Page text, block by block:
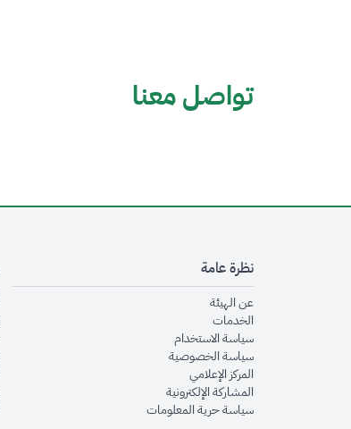
تواصل معنا
نظرة عامة
عن الهيئةopens in new window
الخدماتopens in new window
سياسة الاستخدامopens in new window
سياسة الخصوصيةopens in new window
المركز الإعلاميopens in new window
المشاركة الإلكترونيةopens in new window
سياسة حرية المعلوماتopens in new window